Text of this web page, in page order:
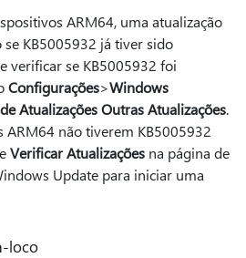
ARM64, uma atualização
KB5005932 já tiver sido
verificar se KB5005932 foi
Configurações>Windows
de Atualizações Outras Atualizações.
ARM64 não tiverem KB5005932
Verificar Atualizações na página de
Update para iniciar uma
loco